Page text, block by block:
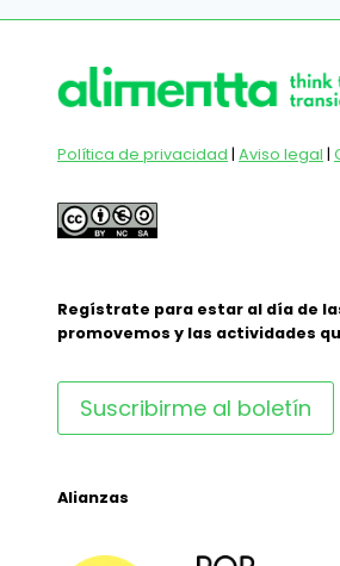
Política de privacidad | Aviso legal |
Regístrate para estar al día de
promovemos y las actividades
Suscribirme al boletín
Alianzas